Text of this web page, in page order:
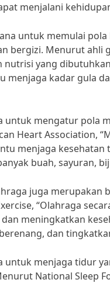
menjalani
untuk memulai
bergizi. Menurut ahli
yang
menjaga kadar gula
untuk mengatur pola
Heart Association,
menjaga kesehatan
buah, sayuran,
juga
“Olahraga
meningkatkan
dan
untuk menjaga tidur
National Sleep